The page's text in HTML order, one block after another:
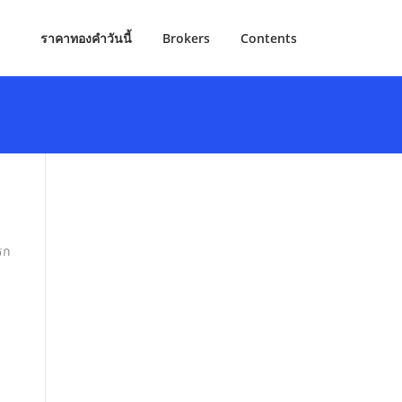
ราคาทองคำวันนี้ Brokers Contents